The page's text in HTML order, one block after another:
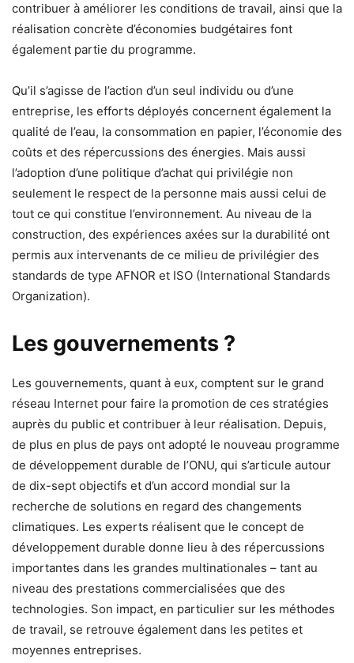
contribuer à améliorer les conditions de travail, ainsi que la
réalisation concrète d’économies budgétaires font
également partie du programme.
Qu’il s’agisse de l’action d’un seul individu ou d’une
entreprise, les efforts déployés concernent également la
qualité de l’eau, la consommation en papier, l’économie des
coûts et des répercussions des énergies. Mais aussi
l’adoption d’une politique d’achat qui privilégie non
seulement le respect de la personne mais aussi celui de
tout ce qui constitue l’environnement. Au niveau de la
construction, des expériences axées sur la durabilité ont
permis aux intervenants de ce milieu de privilégier des
standards de type AFNOR et ISO (International Standards
Organization).
Les gouvernements ?
Les gouvernements, quant à eux, comptent sur le grand
réseau Internet pour faire la promotion de ces stratégies
auprès du public et contribuer à leur réalisation. Depuis,
de plus en plus de pays ont adopté le nouveau programme
de développement durable de l’ONU, qui s’articule autour
de dix-sept objectifs et d’un accord mondial sur la
recherche de solutions en regard des changements
climatiques. Les experts réalisent que le concept de
développement durable donne lieu à des répercussions
importantes dans les grandes multinationales – tant au
niveau des prestations commercialisées que des
technologies. Son impact, en particulier sur les méthodes
de travail, se retrouve également dans les petites et
moyennes entreprises.